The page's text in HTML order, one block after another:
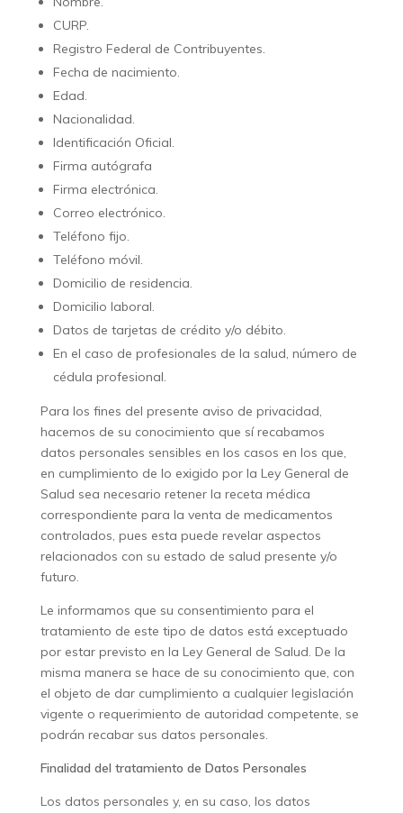
CURP.
Registro Federal de Contribuyentes.
Fecha de nacimiento.
Edad.
Nacionalidad.
Identificación Oficial.
Firma autógrafa
Firma electrónica.
Correo electrónico.
Teléfono fijo.
Teléfono móvil.
Domicilio de residencia.
Domicilio laboral.
Datos de tarjetas de crédito y/o débito.
En el caso de profesionales de la salud, número de
cédula profesional.
Para los fines del presente aviso de privacidad,
hacemos de su conocimiento que sí recabamos
datos personales sensibles en los casos en los que,
en cumplimiento de lo exigido por la Ley General de
Salud sea necesario retener la receta médica
correspondiente para la venta de medicamentos
controlados, pues esta puede revelar aspectos
relacionados con su estado de salud presente y/o
futuro.
Le informamos que su consentimiento para el
tratamiento de este tipo de datos está exceptuado
por estar previsto en la Ley General de Salud. De la
misma manera se hace de su conocimiento que, con
el objeto de dar cumplimiento a cualquier legislación
vigente o requerimiento de autoridad competente, se
podrán recabar sus datos personales.
Finalidad del tratamiento de Datos Personales
Los datos personales y, en su caso, los datos